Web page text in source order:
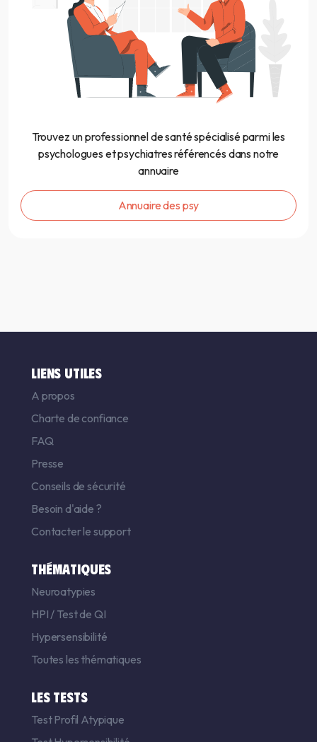
Trouvez un professionnel de santé spécialisé parmi les
psychologues et psychiatres référencés dans notre
annuaire
Annuaire des psy
LIENS UTILES
A propos
Charte de confiance
FAQ
Presse
Conseils de sécurité
Besoin d'aide ?
Contacter le support
THÉMATIQUES
Neuroatypies
HPI / Test de QI
Hypersensibilité
Toutes les thématiques
LES TESTS
Test Profil Atypique